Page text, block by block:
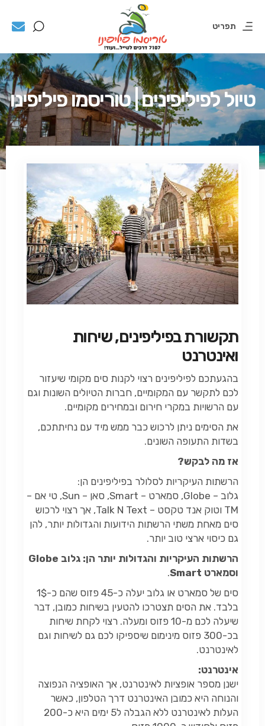
תפריט
טיול לפיליפינים | טוריסמו פיליפינו
תקשורת בפיליפינים, שיחות
ואינטרנט
בהגעתכם לפיליפינים רצוי לקנות סים מקומי שיעזור
לכם לתקשר עם המקומיים, חברות הטיולים השונות וגם
עם הרשויות במקרי חירום ובמחירים מקומיים.
את הסימים ניתן לרכוש כבר ממש מיד עם נחיתתכם,
בשדות התעופה השונים.
אז מה לבקש?
הרשתות העיקריות לסלולר בפיליפינים הן:
גלוב – Globe, סמארט – Smart, סאן – Sun, טי אם –
TM וטוק אנד טקסט – Talk N Text, אך רצוי לרכוש
סים מאחת משתי הרשתות הידועות והגדולות יותר, להן
גם כיסוי ארצי טוב יותר.
הרשתות העיקריות והגדולות יותר הן: גלוב Globe
וסמארט Smart
.
סים של סמארט או גלוב יעלה כ-45 פזוס שהם כ-1$
בלבד. את הסים תצטרכו להטעין בשיחות כמובן, דבר
שיעלה לכם מ-10 פזוס ומעלה. רצוי לקחת שיחות
בכ-300 פזוס מינימום שיספיקו לכם גם לשיחות וגם
לאינטרנט.
אינטרנט:
ישנן מספר אופציות לאינטרנט, אך האופציה הנפוצה
והנוחה היא כמובן האינטרנט דרך הטלפון, כאשר
העלות לאינטרנט ללא הגבלה ל5 ימים היא כ-200